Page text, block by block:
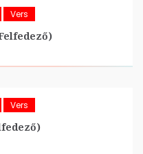
Vers
Vers